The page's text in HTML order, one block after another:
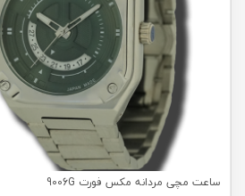
ساعت مچی مردانه مکس فورت 9006G